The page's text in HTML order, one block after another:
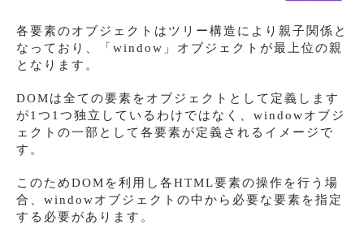
各要素のオブジェクトはツリー構造により親子関係と
なっており、「window」オブジェクトが最上位の親
となります。
DOMは全ての要素をオブジェクトとして定義します
が1つ1つ独立しているわけではなく、windowオブジ
ェクトの一部として各要素が定義されるイメージで
す。
このためDOMを利用し各HTML要素の操作を行う場
合、windowオブジェクトの中から必要な要素を指定
する必要があります。